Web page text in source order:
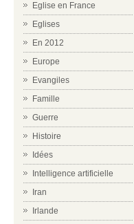
Eglise en France
Eglises
En 2012
Europe
Evangiles
Famille
Guerre
Histoire
Idées
Intelligence artificielle
Iran
Irlande